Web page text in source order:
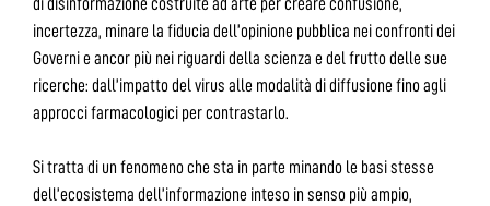
incertezza, minare la fiducia dell’opinione pubblica nei confronti dei
Governi e ancor più nei riguardi della scienza e del frutto delle sue
ricerche: dall’impatto del virus alle modalità di diffusione fino agli
approcci farmacologici per contrastarlo.
Si tratta di un fenomeno che sta in parte minando le basi stesse
dell’ecosistema dell’informazione inteso in senso più ampio,